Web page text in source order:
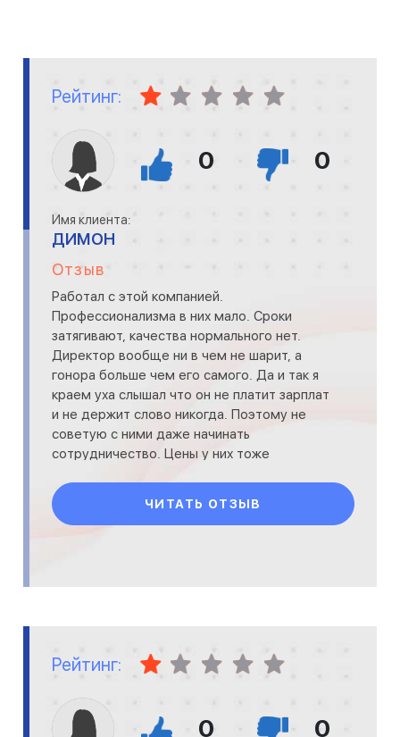
Рейтинг:
0 0
Имя клиента:
ДИМОН
Отзыв
Работал с этой компанией.
Профессионализма в них мало. Сроки
затягивают, качества нормального нет.
Директор вообще ни в чем не шарит, а
гонора больше чем его самого. Да и так я
краем уха слышал что он не платит зарплат
и не держит слово никогда. Поэтому не
советую с ними даже начинать
сотрудничество. Цены у них тоже
избыток, кар
ЧИТАТЬ ОТЗЫВ
Рейтинг:
0 0